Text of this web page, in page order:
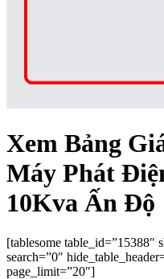
Xem Bảng
Máy Phát
10Kva Ấn Độ
[tablesome table_id=”15388″
search=”0″
page_limit=”20″]